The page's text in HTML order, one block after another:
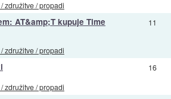
združitve / propadi
AT&amp;T kupuje Time
združitve / propadi
11
združitve / propadi
16